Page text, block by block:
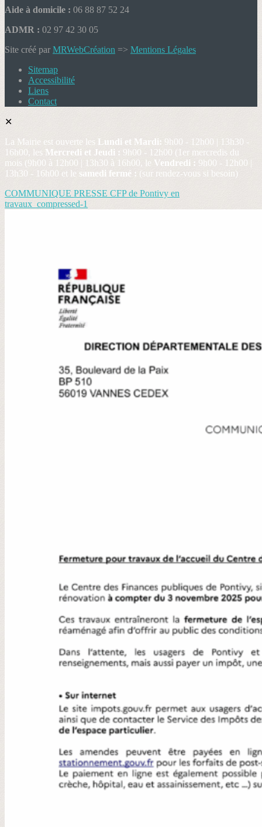
Aide à domicile : 06 88 87 52 24
ADMR : 02 97 42 30 05
Site créé par MRWebCréation => Mentions Légales
Sitemap
Accessibilité
Liens
Contact
✕
La Mairie est ouverte les Lundi et Mardi: 9h00 - 12h00 | 13h30 -
16h00, les Mercredi et Jeudi : 9h00 - 12h00 (1er mercredis du
mois (9h00 à 12h00 | 13h30 à 16h00, le Vendredi : 9h00 - 12h00 |
13h30 - 16h00 et le samedi fermé : (sur rendez-vous si besoin)
COMMUNIQUE PRESSE CFP de Pontivy en
travaux_compressed-1